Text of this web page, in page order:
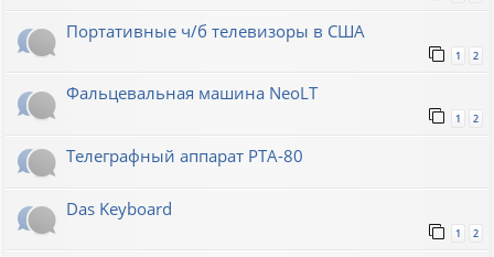
Портативные ч/б телевизоры в США
1 2
Фальцевальная машина NeoLT
1 2
Телеграфный аппарат РТА-80
Das Keyboard
1 2